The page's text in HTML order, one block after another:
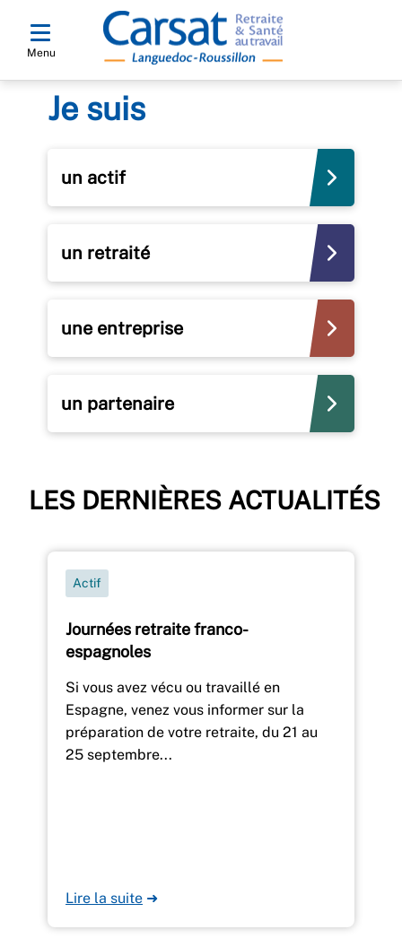
Menu
Je suis
un actif
un retraité
une entreprise
un partenaire
LES DERNIÈRES ACTUALITÉS
Journées retraite franco-
espagnoles
Actif
Si vous avez vécu ou travaillé en
Espagne, venez vous informer sur la
préparation de votre retraite, du 21 au
25 septembre...
Lire la suite ➜